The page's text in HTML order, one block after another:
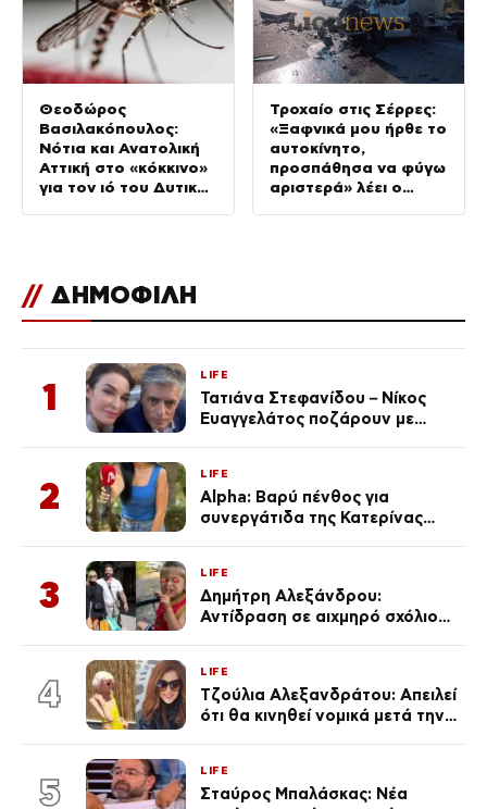
Θεοδώρος
Βασιλακόπουλος:
Νότια και Ανατολική
Αττική στο «κόκκινο»
για τον ιό του Δυτικού
Τροχαίο στις Σέρρες:
«Ξαφνικά μου ήρθε το
αυτοκίνητο,
προσπάθησα να φύγω
αριστερά» λέει ο
// ΔΗΜΟΦΙΛΗ
1
LIFE
Τατιάνα Στεφανίδου – Νίκος
Ευαγγελάτος ποζάρουν με
2
LIFE
Alpha: Βαρύ πένθος για
συνεργάτιδα της Κατερίνας
του Θεού»
3
LIFE
Δημήτρη Αλεξάνδρου:
Αντίδραση σε αιχμηρό σχόλιο
4
LIFE
Τζούλια Αλεξανδράτου: Απειλεί
ότι θα κινηθεί νομικά μετά την
5
LIFE
Σταύρος Μπαλάσκας: Νέα